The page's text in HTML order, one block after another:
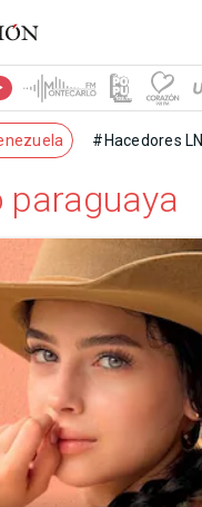
#Hacedores LN
paraguaya